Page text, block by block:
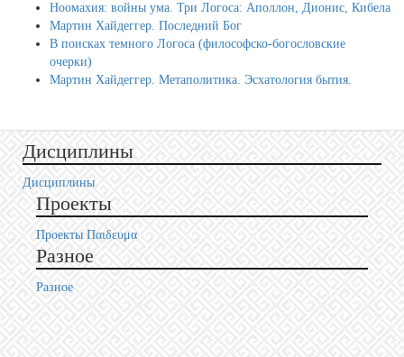
Ноомахия: войны ума. Три Логоса: Аполлон, Дионис, Кибела
Мартин Хайдеггер. Последний Бог
В поисках темного Логоса (философско-богословские
очерки)
Мартин Хайдеггер. Метаполитика. Эсхатология бытия.
Дисциплины
Дисциплины
Проекты
Проекты Пαιδευμα
Разное
Разное